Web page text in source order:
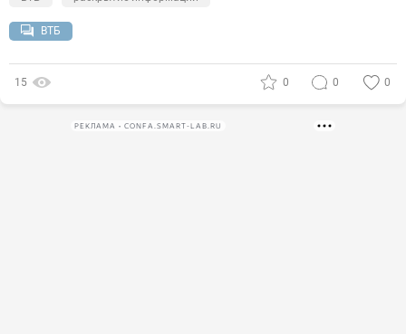
ВТБ
15 0 0 0
РЕКЛАМА • CONFA.SMART-LAB.RU